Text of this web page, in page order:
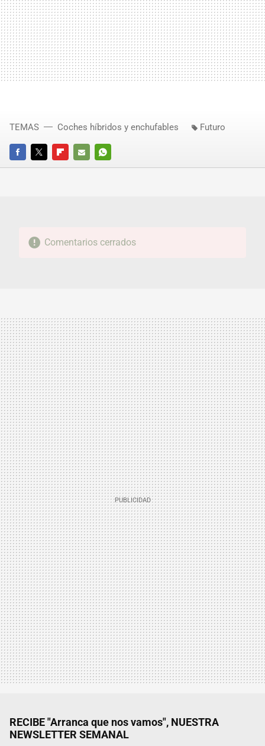
FACEBOOKTWITTERFLIPBOARD
E-
WHATSAPP
TEMAS Coches híbridos y enchufables Futuro
Comentarios cerrados
RECIBE "Arranca que nos vamos", NUESTRA
NEWSLETTER SEMANAL